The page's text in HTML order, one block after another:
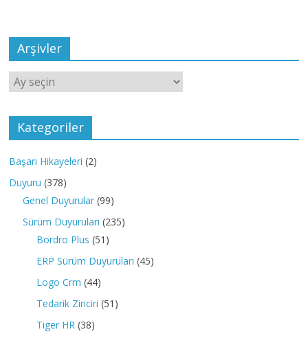
Arşivler
Arşivler
Kategoriler
Başarı Hikayeleri (2)
Duyuru (378)
Genel Duyurular (99)
Sürüm Duyuruları (235)
Bordro Plus (51)
ERP Sürüm Duyuruları (45)
Logo Crm (44)
Tedarik Zinciri (51)
Tiger HR (38)